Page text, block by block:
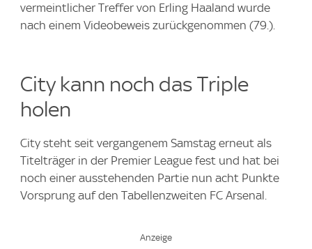
vermeintlicher Treffer von Erling Haaland wurde
nach einem Videobeweis zurückgenommen (79.).
City kann noch das Triple
holen
City steht seit vergangenem Samstag erneut als
Titelträger in der Premier League fest und hat bei
noch einer ausstehenden Partie nun acht Punkte
Vorsprung auf den Tabellenzweiten FC Arsenal.